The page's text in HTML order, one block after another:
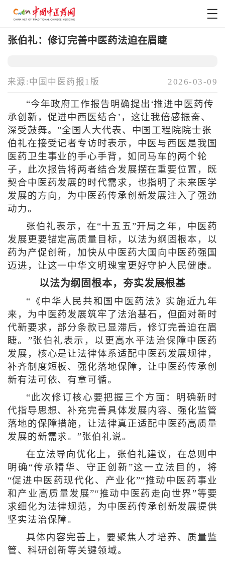
张伯礼：修订完善中医药法迫在眉睫
来源:中国中医药报1版 2026-03-09
“今年政府工作报告明确提出‘推进中医药传
承创新，促进中西医结合’，这让我倍感振奋、
深受鼓舞。”全国人大代表、中国工程院院士张
伯礼在接受记者专访时表示，中医与西医是我国
医药卫生事业的手心手背，如同马车的两个轮
子，此次报告将两者结合发展摆在重要位置，既
契合中医药发展的时代需求，也指明了未来医学
发展的方向，为中医药传承创新发展注入了强劲
动力。
张伯礼表示，在“十五五”开局之年，中医药
发展更要锚定高质量目标，以法为纲固根本，以
药为产促创新，加快从中医药大国向中医药强国
迈进，让这一中华文明瑰宝更好守护人民健康。
以法为纲固根本，夯实发展根基
“《中华人民共和国中医药法》实施近九年
来，为中医药发展筑牢了法治基石，但面对新时
代新要求，部分条款已显滞后，修订完善迫在眉
睫。”张伯礼表示，以更高水平法治保障中医药
发展，核心是让法律体系适配中医药发展规律，
补齐制度短板、强化落地保障，让中医药传承创
新有法可依、有章可循。
“此次修订核心要把握三个方面：明确新时
代指导思想、补充完善具体发展内容、强化监管
落地的保障措施，让法律真正适配中医药高质量
发展的新需求。”张伯礼说。
在立法导向优化上，张伯礼建议，在总则中
明确“传承精华、守正创新”这一立法目的，将
“促进中医药现代化、产业化”“推动中医药事业
和产业高质量发展”“推动中医药走向世界”等要
求细化为法律规范，为中医药传承创新发展提供
坚实法治保障。
具体内容完善上，要聚焦人才培养、质量监
管、科研创新等关键领域。